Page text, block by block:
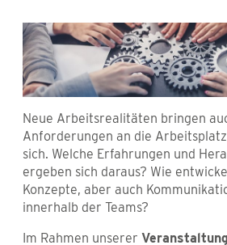
Neue Arbeitsrealitäten bringen
Anforderungen an die
sich. Welche Erfahrungen und
ergeben sich daraus? Wie
Konzepte, aber auch
innerhalb der Teams?
Im Rahmen unserer